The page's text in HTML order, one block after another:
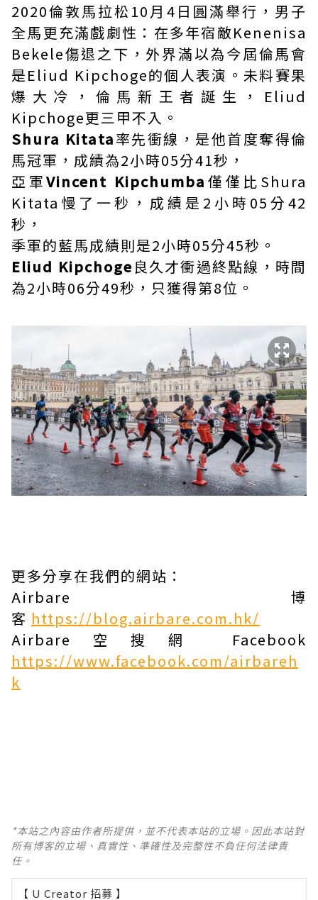
2020倫敦馬拉松10月4日圓滿舉行，男子
全馬更充滿戲劇性：在多年宿敵Kenenisa
Bekele傷退之下，外界滿以為今屆倫馬會
是Eliud Kipchoge的個人表演。未料賽果
爆大冷，倫馬新王者誕生，Eliud
Kipchoge更三甲不入。
Shura Kitata率先衝線，是他首度奪得倫
馬冠軍，成績為2小時05分41秒，
亞軍Vincent Kipchumba 僅僅比Shura
Kitata慢了一秒，成績是2小時05分42
秒，
季軍的藍馬成績則是2小時05分45秒。
Eliud Kipchoge良久才衝過終點線，時間
為2小時06分49秒，只獲得第8位。
更多分享在我們的網站：
Airbare博
客 https://blog.airbare.com.hk/
Airbare空搜網 Facebook
https://www.facebook.com/airbareh
k
*本站之內容由作者所提供，並不代表本站的立場。因此本站對
所有博客的立場、真實性、準確性及完整性不負任何法律責
任。
【 U Creator 招募 】